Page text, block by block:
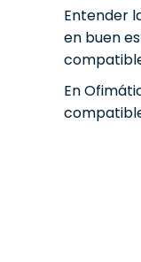
Entender
en buen
En